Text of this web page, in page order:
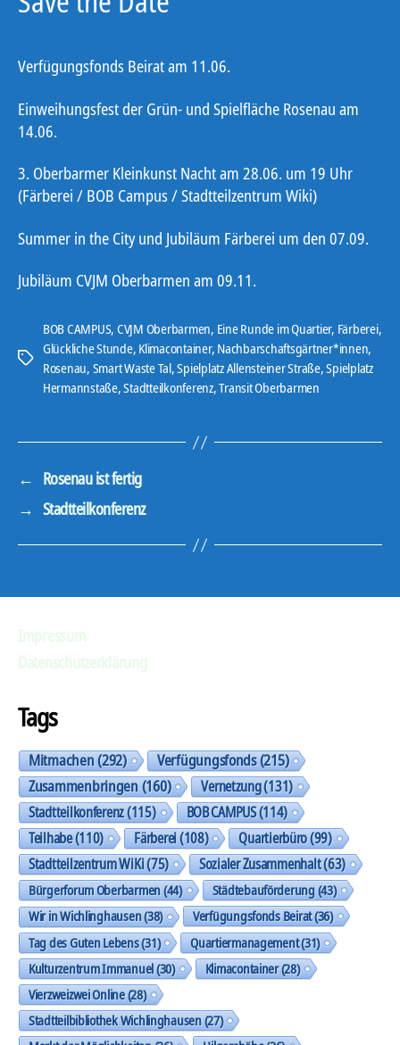
Verfügungsfonds Beirat am 11.06.
Einweihungsfest der Grün- und Spielfläche Rosenau am
14.06.
3. Oberbarmer Kleinkunst Nacht am 28.06. um 19 Uhr
(Färberei / BOB Campus / Stadtteilzentrum Wiki)
Summer in the City und Jubiläum Färberei um den 07.09.
Jubiläum CVJM Oberbarmen am 09.11.
Schlagwörter
BOB CAMPUS, CVJM Oberbarmen, Eine Runde im Quartier, Färberei,
Glückliche Stunde, Klimacontainer, Nachbarschaftsgärtner*innen,
Rosenau, Smart Waste Tal,Spielplatz Allensteiner Straße,Spielplatz
Hermannstaße,Stadtteilkonferenz,Transit Oberbarmen
← Rosenau ist fertig
→ Stadtteilkonferenz
Tags
Mitmachen(292) Verfügungsfonds(215)
Zusammenbringen(160) Vernetzung(131)
Stadtteilkonferenz(115) BOB CAMPUS(114)
Teilhabe(110) Färberei(108) Quartierbüro(99)
Stadtteilzentrum WiKi(75) Sozialer Zusammenhalt(63)
Bürgerforum Oberbarmen(44) Städtebauförderung(43)
Wir in Wichlinghausen(38) Verfügungsfonds Beirat(36)
Tag des Guten Lebens(31) Quartiermanagement(31)
Kulturzentrum Immanuel(30) Klimacontainer(28)
Vierzweizwei Online(28)
Stadtteilbibliothek Wichlinghausen(27)